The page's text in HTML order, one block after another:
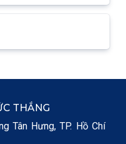
THẮNG
Tân Hưng, TP. Hồ Chí